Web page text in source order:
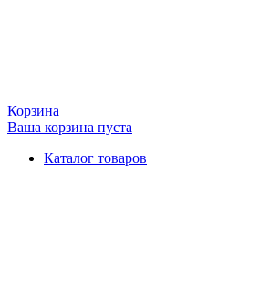
Корзина
Ваша корзина пуста
Каталог товаров